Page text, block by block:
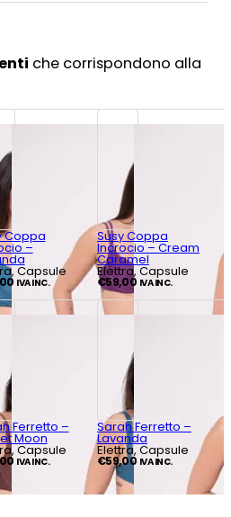
che corrispondono alla
Coppa
–
Capsule
IVA INC.
Susy Coppa
Incrocio – Cream
Caramel
Elettra, Capsule
€59,00 IVA INC.
Ferretto –
Moon
Capsule
IVA INC.
Sarah Ferretto –
Lavanda
Elettra, Capsule
€59,00 IVA INC.